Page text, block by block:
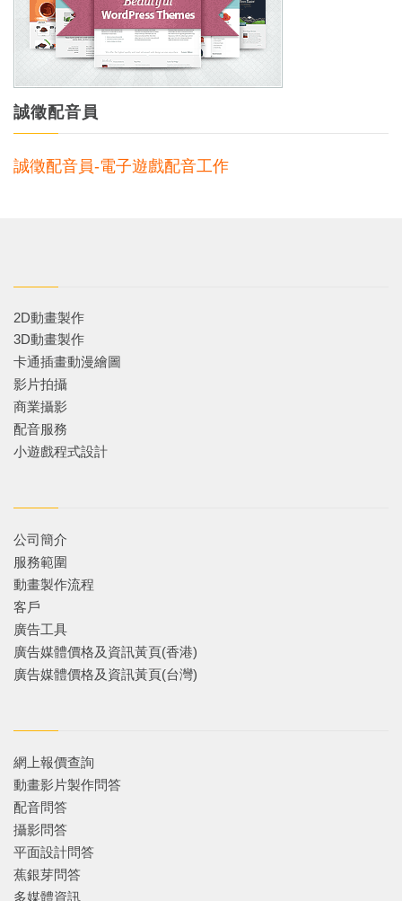
誠徵配音員
誠徵配音員-電子遊戲配音工作
2D動畫製作
3D動畫製作
卡通插畫動漫繪圖
影片拍攝
商業攝影
配音服務
小遊戲程式設計
公司簡介
服務範圍
動畫製作流程
客戶
廣告工具
廣告媒體價格及資訊黃頁(香港)
廣告媒體價格及資訊黃頁(台灣)
網上報價查詢
動畫影片製作問答
配音問答
攝影問答
平面設計問答
蕉銀芽問答
多媒體資訊